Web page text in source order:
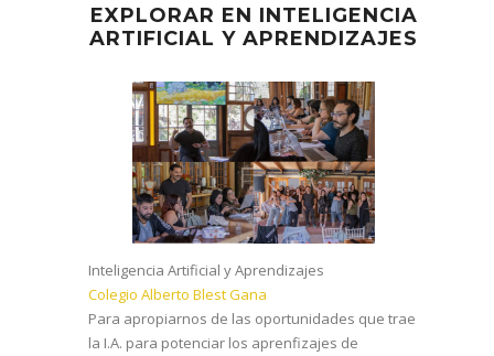
EXPLORAR EN INTELIGENCIA
ARTIFICIAL Y APRENDIZAJES
Inteligencia Artificial y Aprendizajes
Colegio Alberto Blest Gana
Para apropiarnos de las oportunidades que trae
la I.A. para potenciar los aprenfizajes de